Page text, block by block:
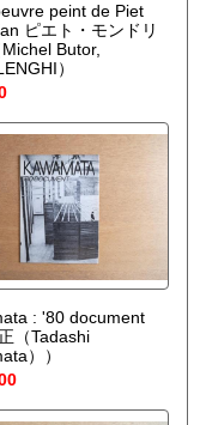
たします。まずは
所の整理、施設・
わるさまざまな場
相談も可能です。
、スムーズにご案
ページまたはメー
書、サブカルチャ
peint de Piet
ピエト・モンドリ
Michel Butor,
）
: '80 document
（Tadashi
））